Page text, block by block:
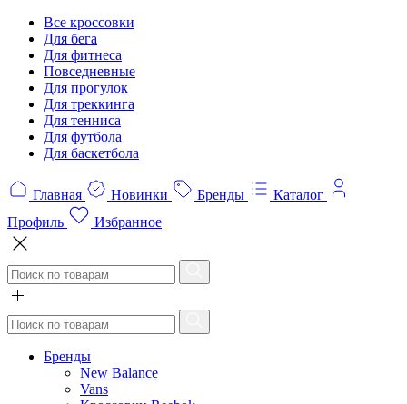
Все кроссовки
Для бега
Для фитнеса
Повседневные
Для прогулок
Для треккинга
Для тенниса
Для футбола
Для баскетбола
Главная Новинки Бренды
Каталог
Профиль
Избранное
Бренды
New Balance
Vans